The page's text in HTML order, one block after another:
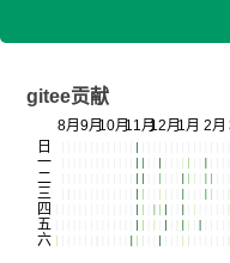
gitee贡献